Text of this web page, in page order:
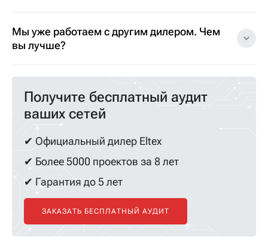
Мы уже работаем с другим дилером. Чем
вы лучше?
Получите бесплатный аудит
ваших сетей
✔ Официальный дилер Eltex
✔ Более 5000 проектов за 8 лет
✔ Гарантия до 5 лет
ЗАКАЗАТЬ БЕСПЛАТНЫЙ АУДИТ